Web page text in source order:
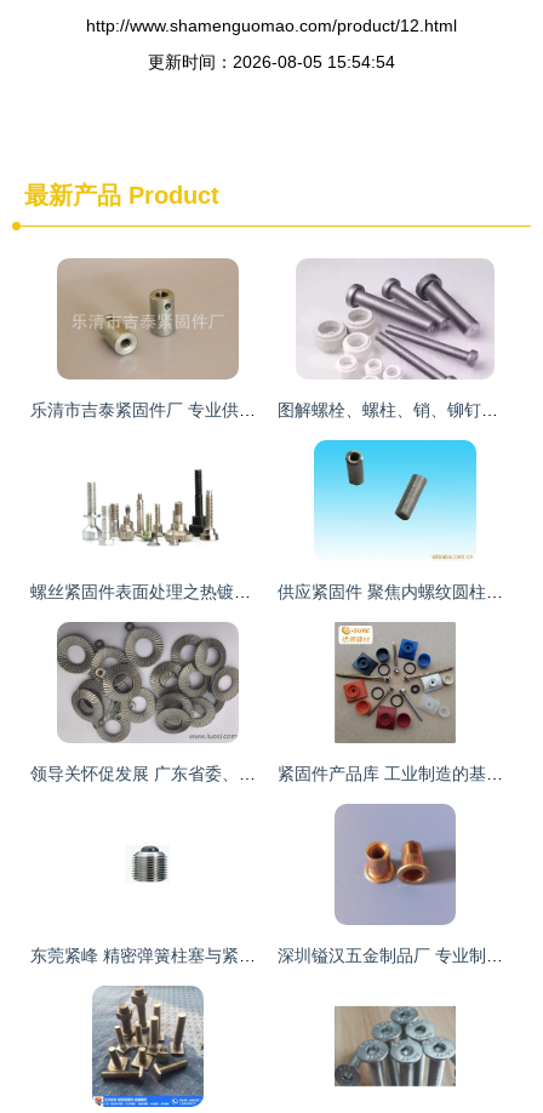
http://www.shamenguomao.com/product/12.html
更新时间：2026-08-05 15:54:54
最新产品 Product